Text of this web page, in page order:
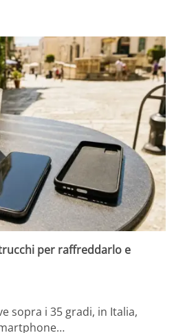
per raffreddarlo e
sopra i 35 gradi, in Italia,